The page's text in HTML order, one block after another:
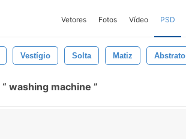
Vetores Fotos Vídeo PSD
Vestígio Solta Matiz Abstrato
washing machine